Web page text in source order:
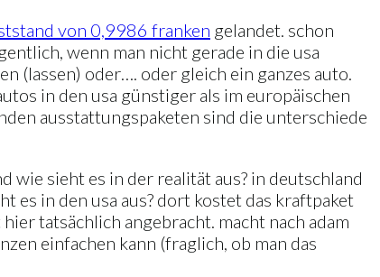
von 0,9986 franken gelandet. schon
wenn man nicht gerade in die usa
(lassen) oder…. oder gleich ein ganzes auto.
in den usa günstiger als im europäischen
ausstattungspaketen sind die unterschiede
sieht es in der realität aus? in deutschland
es in den usa aus? dort kostet das kraftpaket
tatsächlich angebracht. macht nach adam
einfachen kann (fraglich, ob man das